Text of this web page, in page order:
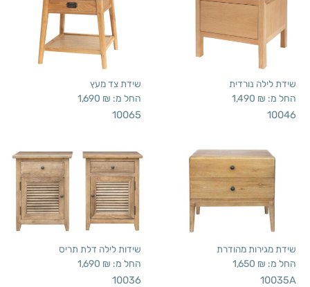
שידת לילה נורדית
החל מ: 1,490 ₪
10046
שידת צד מעץ
החל מ: 1,690 ₪
10065
שידת מגירות מהודרת
החל מ: 1,650 ₪
10035A
שידות לילה דלת תריס
החל מ: 1,690 ₪
10036